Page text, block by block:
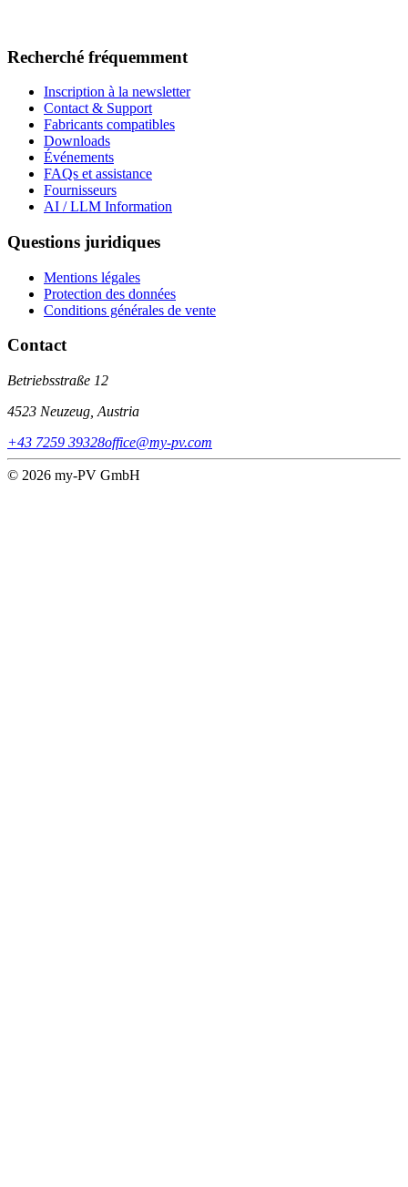
Recherché fréquemment
Inscription à la newsletter
Contact & Support
Fabricants compatibles
Downloads
Événements
FAQs et assistance
Fournisseurs
AI / LLM Information
Questions juridiques
Mentions légales
Protection des données
Conditions générales de vente
Contact
Betriebsstraße 12
4523 Neuzeug, Austria
+43 7259 39328office@my-pv.com
© 2026 my-PV GmbH